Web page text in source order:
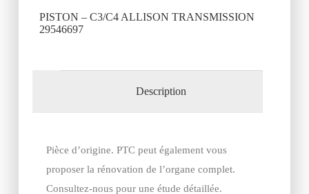
PISTON – C3/C4 ALLISON TRANSMISSION
29546697
Description
Pièce d’origine. PTC peut également vous
proposer la rénovation de l’organe complet.
Consultez-nous pour une étude détaillée.